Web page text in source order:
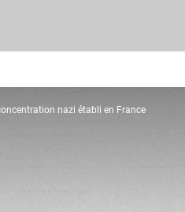
nazi établi en France